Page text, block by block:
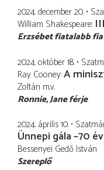
2024. december 20.
William Shakespeare
Erzsébet fiatalabb fia
2024. október 18.
Ray Cooney A
Zoltán m.v.
Ronnie Jane férje
2024. április 10.
Ünnepi gála –70
Bessenyei Gedő István
Szereplő